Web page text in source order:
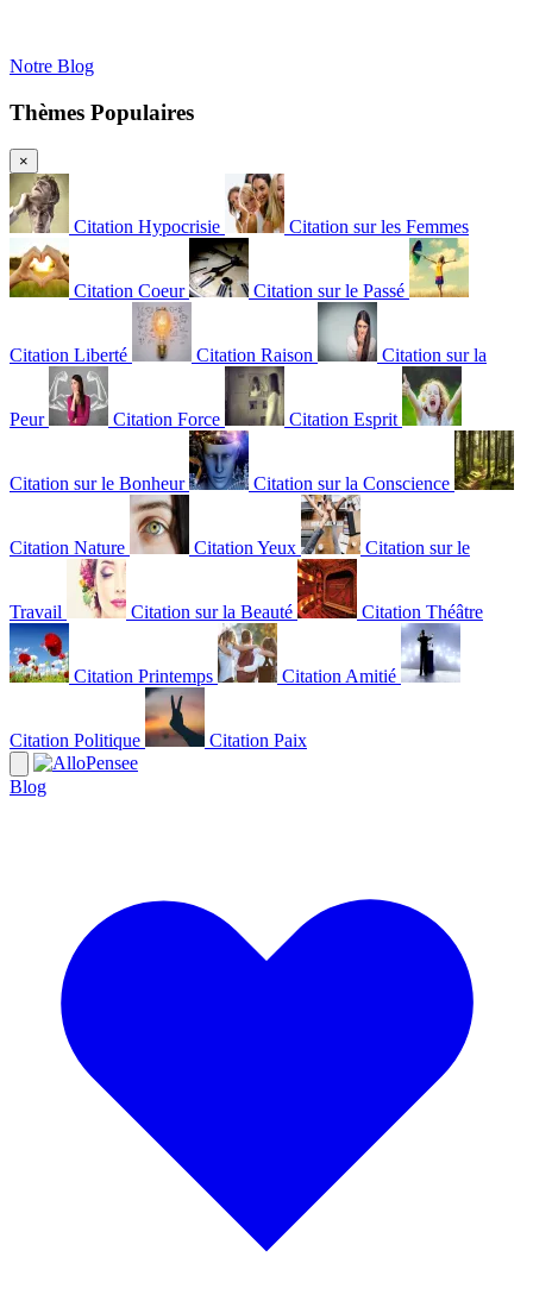
Notre Blog
Thèmes Populaires
×
Citation Hypocrisie Citation sur les Femmes
Citation Coeur Citation sur le Passé
Citation Liberté Citation Raison Citation sur la
Peur Citation Force Citation Esprit
Citation sur le Bonheur Citation sur la Conscience
Citation Nature Citation Yeux Citation sur le
Travail Citation sur la Beauté Citation Théâtre
Citation Printemps Citation Amitié
Citation Politique Citation Paix
Blog